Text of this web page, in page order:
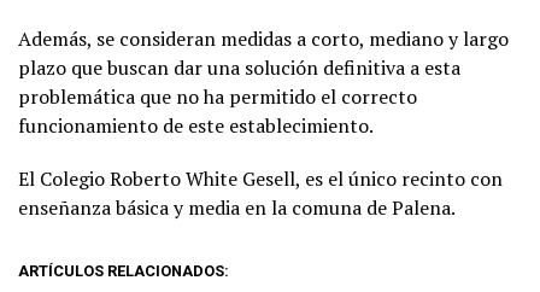
Además, se consideran medidas a corto, mediano y largo
plazo que buscan dar una solución definitiva a esta
problemática que no ha permitido el correcto
funcionamiento de este establecimiento.
El Colegio Roberto White Gesell, es el único recinto con
enseñanza básica y media en la comuna de Palena.
ARTÍCULOS RELACIONADOS: